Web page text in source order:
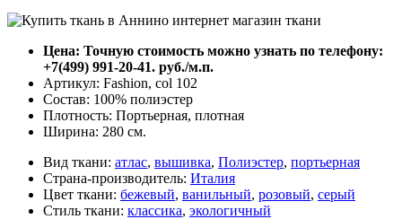
Цена: Точную стоимость можно узнать по телефону:
+7(499) 991-20-41. руб./м.п.
Артикул: Fashion, col 102
Состав: 100% полиэстер
Плотность: Портьерная, плотная
Ширина: 280 см.
Вид ткани: атлас, вышивка, Полиэстер, портьерная
Страна-производитель: Италия
Цвет ткани: бежевый, ванильный, розовый, серый
Стиль ткани: классика, экологичный